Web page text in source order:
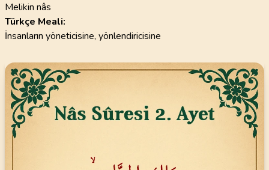
Melikin nâs
Türkçe Meali:
İnsanların yöneticisine, yönlendiricisine